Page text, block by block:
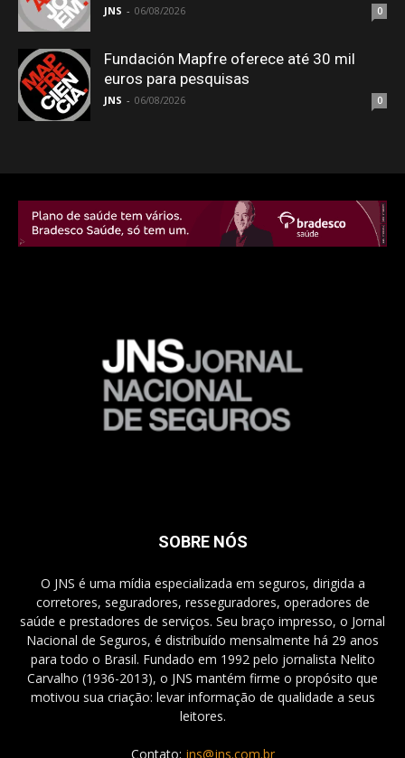
JNS - 06/08/2026 0
Fundación Mapfre oferece até 30 mil
euros para pesquisas
JNS - 06/08/2026 0
SOBRE NÓS
O JNS é uma mídia especializada em seguros, dirigida a
corretores, seguradores, resseguradores, operadores de
saúde e prestadores de serviços. Seu braço impresso, o Jornal
Nacional de Seguros, é distribuído mensalmente há 29 anos
para todo o Brasil. Fundado em 1992 pelo jornalista Nelito
Carvalho (1936-2013), o JNS mantém firme o propósito que
motivou sua criação: levar informação de qualidade a seus
leitores.
Contato: jns@jns.com.br